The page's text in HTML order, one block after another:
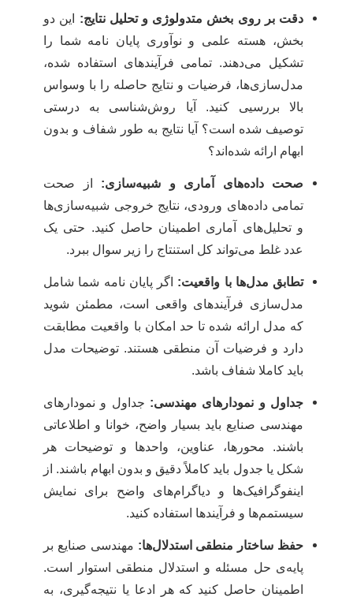
دقت بر روی بخش متدولوژی و تحلیل نتایج:این دو
بخش، هسته علمی و نوآوری پایان نامه شما را
تشکیل می‌دهند. تمامی فرآیندهای استفاده شده،
مدل‌سازی‌ها، فرضیات و نتایج حاصله را با وسواس
بالا بررسیی کنید. آیا روش‌شناسی به درستی
توصیف شده است؟ آیا نتایج به طور شفاف و بدون
ابهام ارائه شده‌اند؟
صحت داده‌های آماری و شبیه‌سازی:از صحت
تمامی داده‌های ورودی، نتایج خروجی شبیه‌سازی‌ها
و تحلیل‌های آماری اطمینان حاصل کنید. حتی یک
عدد غلط می‌تواند کل استنتاج را زیر سوال ببرد.
تطابق مدل‌ها با واقعیت:اگر پایان نامه شما شامل
مدل‌سازی فرآیندهای واقعی است، مطمئن شوید
که مدل ارائه شده تا حد امکان با واقعیت مطابقت
دارد و فرضیات آن منطقی هستند. توضیحات مدل
باید کاملا شفاف باشد.
جداول و نمودارهای مهندسی:جداول و نمودارهای
مهندسی صنایع باید بسیار واضح، خوانا و اطلاعاتی
باشند. محورها، عناوین، واحدها و توضیحات هر
شکل یا جدول باید کاملاً دقیق و بدون ابهام باشند. از
اینفوگرافیک‌ها و دیاگرام‌های واضح برای نمایش
سیستمم‌ها و فرآیندها استفاده کنید.
حفظ ساختار منطقی استدلال‌ها:مهندسی صنایع بر
پایه‌ی حل مسئله و استدلال منطقی استوار است.
اطمینان حاصل کنید که هر ادعا یا نتیجه‌گیری، به